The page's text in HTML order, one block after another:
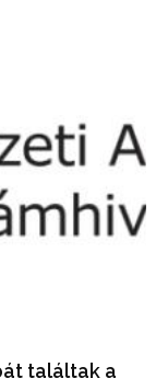
találtak a